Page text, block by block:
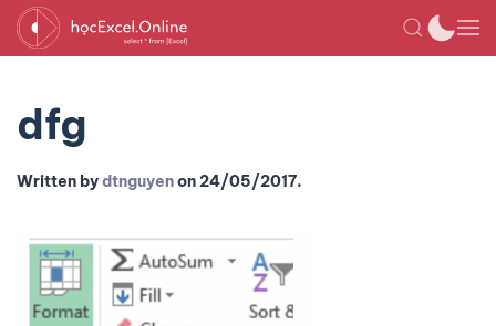
dfg
Written bydtnguyenon24/05/2017.